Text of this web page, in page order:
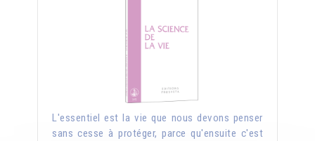
L'essentiel est la vie que nous devons penser
sans cesse à protéger, parce qu'ensuite c'est